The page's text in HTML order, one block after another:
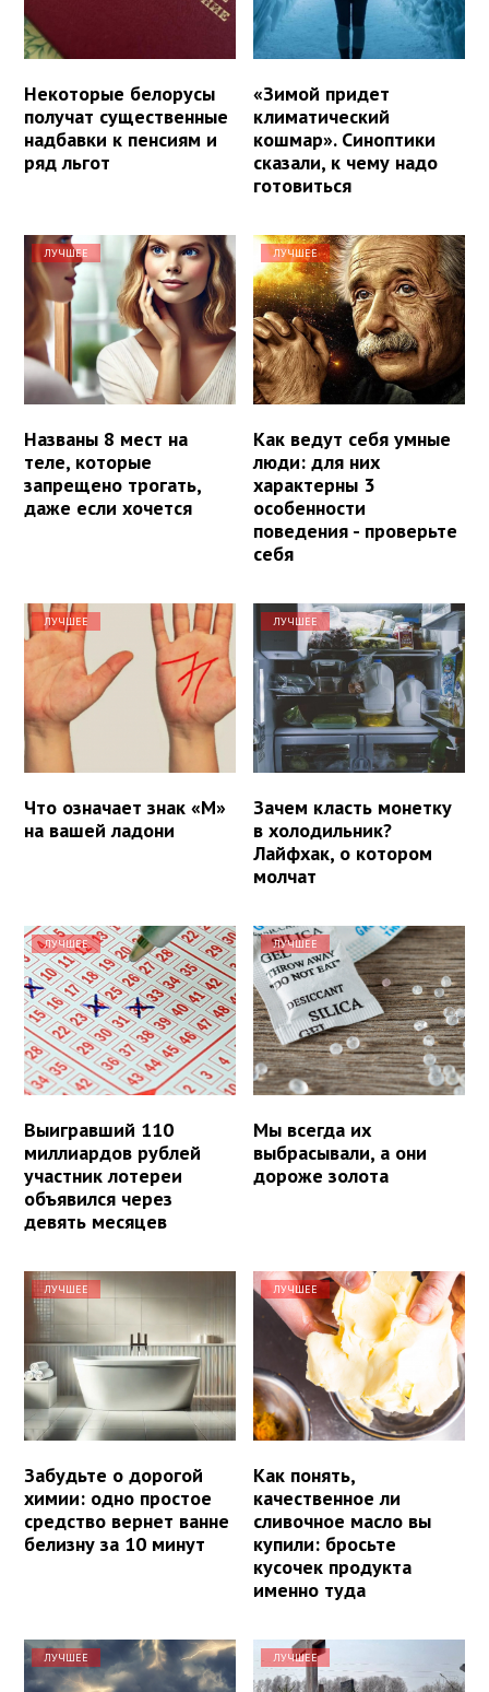
Некоторые белорусы
получат существенные
надбавки к пенсиям и
ряд льгот
«Зимой придет
климатический
кошмар». Синоптики
сказали, к чему надо
готовиться
ЛУЧШЕЕ
Названы 8 мест на
теле, которые
запрещено трогать,
даже если хочется
ЛУЧШЕЕ
Как ведут себя умные
люди: для них
характерны 3
особенности
поведения - проверьте
себя
ЛУЧШЕЕ
Что означает знак «М»
на вашей ладони
ЛУЧШЕЕ
Зачем класть монетку
в холодильник?
Лайфхак, о котором
молчат
ЛУЧШЕЕ
Выигравший 110
миллиардов рублей
участник лотереи
объявился через
девять месяцев
ЛУЧШЕЕ
Мы всегда их
выбрасывали, а они
дороже золота
ЛУЧШЕЕ
Забудьте о дорогой
химии: одно простое
средство вернет ванне
белизну за 10 минут
ЛУЧШЕЕ
Как понять,
качественное ли
сливочное масло вы
купили: бросьте
кусочек продукта
именно туда
ЛУЧШЕЕ ЛУЧШЕЕ